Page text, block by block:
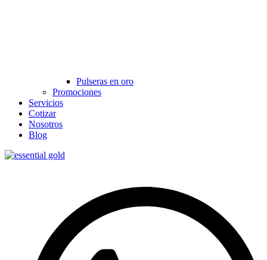
Pulseras en oro
Promociones
Servicios
Cotizar
Nosotros
Blog